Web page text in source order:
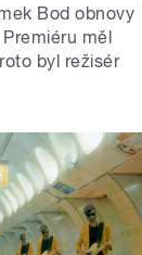
Bod obnovy
měl
byl režisér